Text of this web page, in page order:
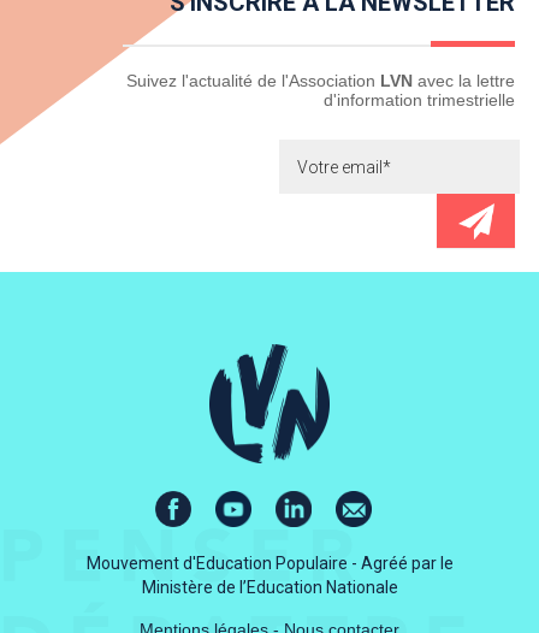
Newsletter Suivez l'actualité de l'Association LVN avec la lettre
d'information trimestrielle
Mouvement d'Education Populaire - Agréé par le
Ministère de l’Education Nationale